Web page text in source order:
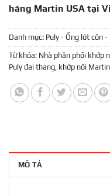
hãng Martin USA tại
Danh mục: Puly - Ống lót côn
Từ khóa: Nhà phân phối khớp
Puly đai thang khớp nối Martin
MÔ TẢ